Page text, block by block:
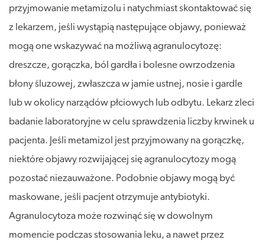
przyjmowanie metamizolu i natychmiast skontaktować się
z lekarzem, jeśli wystąpią następujące objawy, ponieważ
mogą one wskazywać na możliwą agranulocytozę:
dreszcze, gorączka, ból gardła i bolesne owrzodzenia
błony śluzowej, zwłaszcza w jamie ustnej, nosie i gardle
lub w okolicy narządów płciowych lub odbytu. Lekarz zleci
badanie laboratoryjne w celu sprawdzenia liczby krwinek u
pacjenta. Jeśli metamizol jest przyjmowany na gorączkę,
niektóre objawy rozwijającej się agranulocytozy mogą
pozostać niezauważone. Podobnie objawy mogą być
maskowane, jeśli pacjent otrzymuje antybiotyki.
Agranulocytoza może rozwinąć się w dowolnym
momencie podczas stosowania leku, a nawet przez